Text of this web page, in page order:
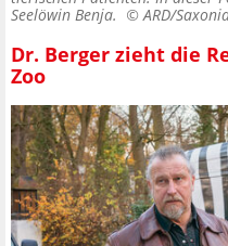
Seelöwin Benja. ©ARD/
Dr. Berger zieht die
Zoo